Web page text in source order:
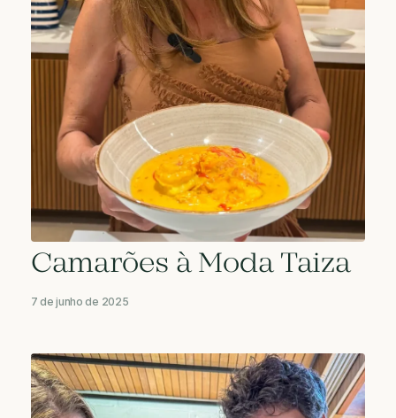
Camarões à Moda Taiza
7 de junho de 2025